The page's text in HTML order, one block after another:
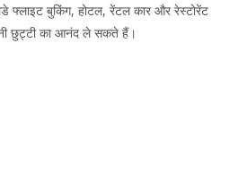
बुकिंग, होटल, रेंटल कार और रेस्टोरेंट
छुट्टी का आनंद ले सकते हैं।